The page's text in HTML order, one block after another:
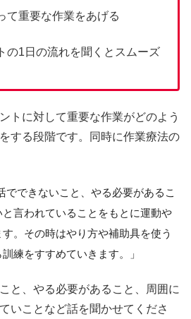
て重要な作業をあげる
の1日の流れを聞くとスムーズ
トに対して重要な作業がどのよう
する段階です。同時に作業療法の
でできないこと、やる必要があるこ
言われていることをもとに運動や
。その時はやり方や補助具を使う
練をすすめていきます。」
と、やる必要があること、周囲に
いことなど話を聞かせてくださ